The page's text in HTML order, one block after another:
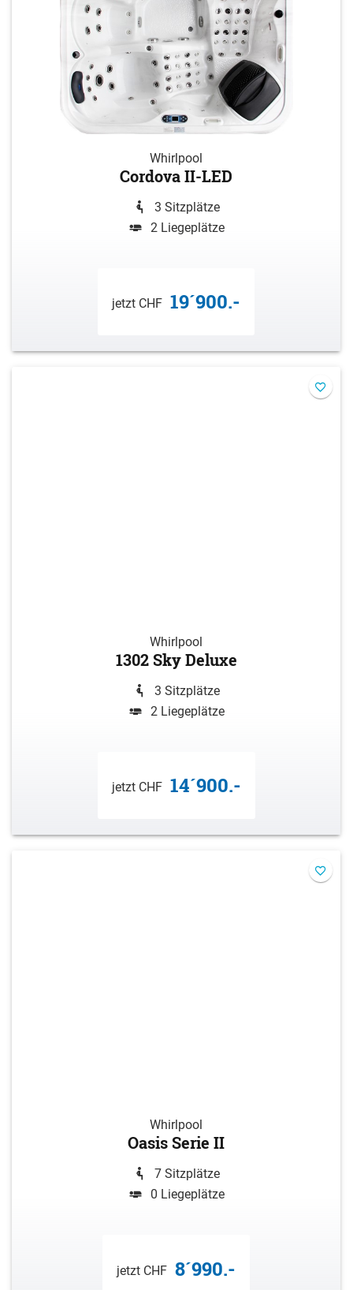
Whirlpool
Cordova II-LED
3 Sitzplätze
2 Liegeplätze
jetzt CHF 19´900.-
Whirlpool
1302 Sky Deluxe
3 Sitzplätze
2 Liegeplätze
jetzt CHF 14´900.-
Whirlpool
Oasis Serie II
7 Sitzplätze
0 Liegeplätze
jetzt CHF 8´990.-